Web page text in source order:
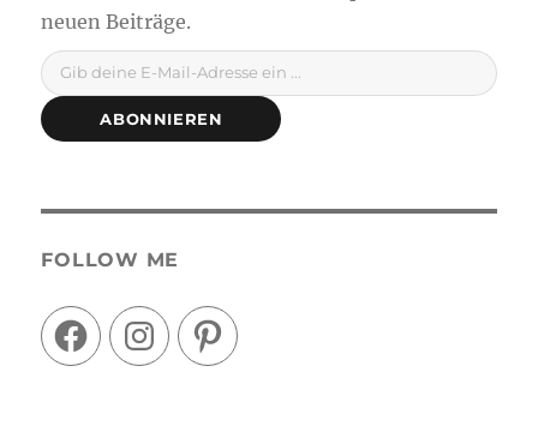
Gib deine E-Mail-Adresse ein ...
ABONNIEREN
FOLLOW ME
FacebookInstagramPinterest